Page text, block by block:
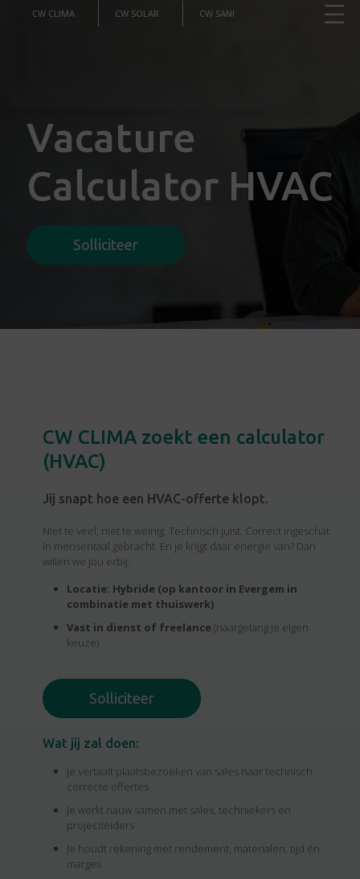
CW CLIMA CW SOLAR CW SANI
Vacature
Calculator HVAC
Solliciteer
CW CLIMA zoekt een calculator
(HVAC)
Jij snapt hoe een HVAC-offerte klopt.
Niet te veel, niet te weinig. Technisch juist. Correct ingeschat.
In mensentaal gebracht. En je krijgt daar energie van? Dan
willen we jou erbij.
Locatie: Hybride (op kantoor in Evergem in
combinatie met thuiswerk)
Vast in dienst of freelance (naargelang je eigen
keuze)
Solliciteer
Wat jij zal doen:
Je vertaalt plaatsbezoeken van sales naar technisch
correcte offertes
Je werkt nauw samen met sales, techniekers en
projectleiders
Je houdt rekening met rendement, materialen, tijd én
marges